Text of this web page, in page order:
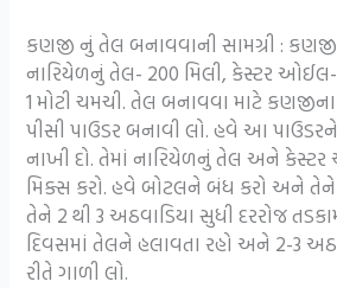
કણજી નું તેલ બનાવવાની સામગ્રી : કણજી
નારિયેળનું તેલ- 200 મિલી, કેસ્ટર ઓઈલ-
1 મોટી ચમચી. તેલ બનાવવા માટે
પીસી પાઉડર બનાવી લો. હવે આ
નાખી દો. તેમાં નારિયેળનું તેલ અને
મિક્સ કરો. હવે બોટલને બંધ કરો અને તેને
તેને 2 થી 3 અઠવાડિયા સુધી દરરોજ
દિવસમાં તેલને હલાવતા રહો અને 2-3
રીતે ગાળી લો.